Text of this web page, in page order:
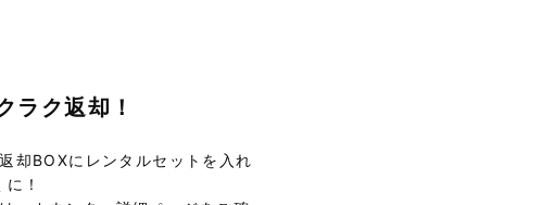
ラク返却！
却BOXにレンタルセットを入れ
！